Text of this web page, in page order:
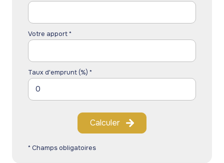
Votre apport *
Taux d'emprunt (%) *
Calculer
* Champs obligatoires